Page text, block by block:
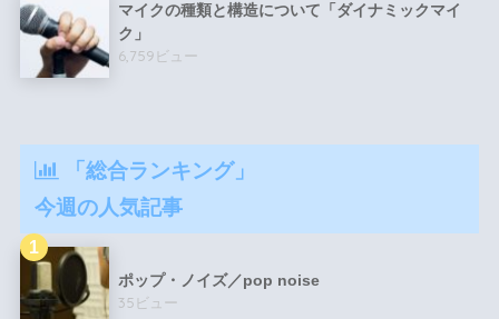
マイクの種類と構造について「ダイナミックマイ
ク」
6,759ビュー
「総合ランキング」
今週の人気記事
ポップ・ノイズ／pop noise
35ビュー